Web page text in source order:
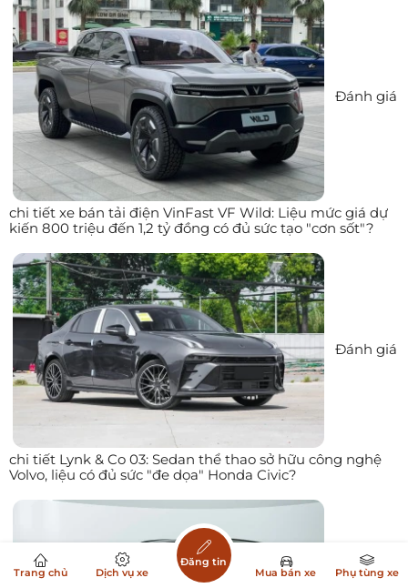
Đánh giá
chi tiết xe bán tải điện VinFast VF Wild: Liệu mức giá dự
kiến 800 triệu đến 1,2 tỷ đồng có đủ sức tạo "cơn sốt"?
Đánh giá
chi tiết Lynk & Co 03: Sedan thể thao sở hữu công nghệ
Volvo, liệu có đủ sức "đe dọa" Honda Civic?
Trang chủ Dịch vụ xe
Đăng tin
Mua bán xe
Phụ tùng xe